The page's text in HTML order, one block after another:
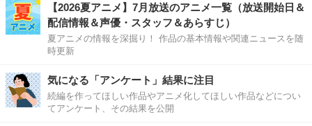
【2026夏アニメ】7月放送のアニメ一覧（放送開始日＆
配信情報＆声優・スタッフ＆あらすじ）
夏アニメの情報を深掘り！ 作品の基本情報や関連ニュースを随
時更新
気になる「アンケート」結果に注目
続編を作ってほしい作品やアニメ化してほしい作品などについ
てアンケート、その結果を公開